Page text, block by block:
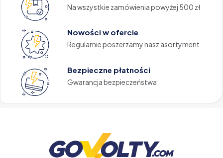
Na wszystkie zamówienia powyżej 500 zł
Nowości w ofercie
Regularnie poszerzamy nasz asortyment.
Bezpieczne płatności
Gwarancja bezpieczeństwa